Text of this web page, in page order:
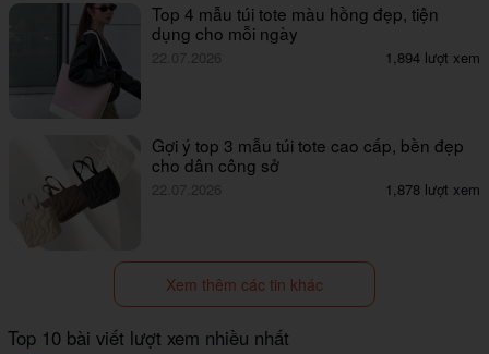
Top 4 mẫu túi tote màu hồng đẹp, tiện
dụng cho mỗi ngày
22.07.2026 1,894 lượt xem
Gợi ý top 3 mẫu túi tote cao cấp, bền đẹp
cho dân công sở
22.07.2026 1,878 lượt xem
Xem thêm các tin khác
Top 10 bài viết lượt xem nhiều nhất